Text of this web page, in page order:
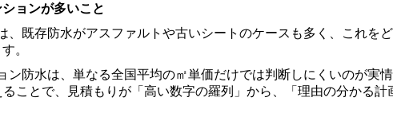
ョンが多いこと
、既存防水がアスファルトや古いシートのケースも多く、これ
。
ン防水は、単なる全国平均の㎡単価だけでは判断しにくいのが
ことで、見積もりが「高い数字の羅列」から、「理由の分かる計